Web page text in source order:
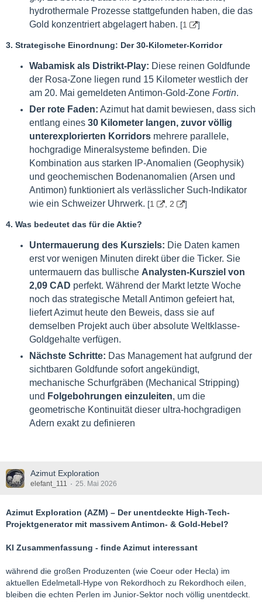
hydrothermale Prozesse stattgefunden haben, die das
Gold konzentriert abgelagert haben. [1 ]
3. Strategische Einordnung: Der 30-Kilometer-Korridor
Wabamisk als Distrikt-Play: Diese reinen Goldfunde
der Rosa-Zone liegen rund 15 Kilometer westlich der
am 20. Mai gemeldeten Antimon-Gold-Zone Fortin.
Der rote Faden: Azimut hat damit bewiesen, dass sich
entlang eines 30 Kilometer langen, zuvor völlig
unterexplorierten Korridors mehrere parallele,
hochgradige Mineralsysteme befinden. Die
Kombination aus starken IP-Anomalien (Geophysik)
und geochemischen Bodenanomalien (Arsen und
Antimon) funktioniert als verlässlicher Such-Indikator
wie ein Schweizer Uhrwerk. [1 2 ]
4. Was bedeutet das für die Aktie?
Untermauerung des Kursziels: Die Daten kamen
erst vor wenigen Minuten direkt über die Ticker. Sie
untermauern das bullische Analysten-Kursziel von
2,09 CAD perfekt. Während der Markt letzte Woche
noch das strategische Metall Antimon gefeiert hat,
liefert Azimut heute den Beweis, dass sie auf
demselben Projekt auch über absolute Weltklasse-
Goldgehalte verfügen.
Nächste Schritte: Das Management hat aufgrund der
sichtbaren Goldfunde sofort angekündigt,
mechanische Schurfgräben (Mechanical Stripping)
und Folgebohrungen einzuleiten, um die
geometrische Kontinuität dieser ultra-hochgradigen
Adern exakt zu definieren
Azimut Exploration
elefant_111 25. Mai 2026
Azimut Exploration (AZM) – Der unentdeckte High-Tech-
Projektgenerator mit massivem Antimon- & Gold-Hebel?
KI Zusammenfassung - finde Azimut interessant
während die großen Produzenten (wie Coeur oder Hecla) im
aktuellen Edelmetall-Hype von Rekordhoch zu Rekordhoch eilen,
bleiben die echten Perlen im Junior-Sektor noch völlig unentdeckt.